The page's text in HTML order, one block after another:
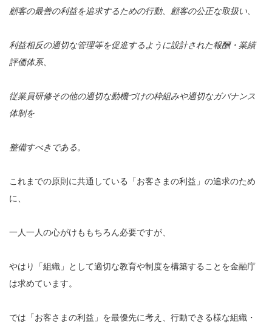
顧客の最善の利益を追求するための行動、顧客の公正な取扱い、
利益相反の適切な管理等を促進するように設計された報酬・業績
評価体系、
従業員研修その他の適切な動機づけの枠組みや適切なガバナンス
体制を
整備すべきである。
これまでの原則に共通している「お客さまの利益」の追求のため
に、
一人一人の心がけももちろん必要ですが、
やはり「組織」として適切な教育や制度を構築することを金融庁
は求めています。
では「お客さまの利益」を最優先に考え、行動できる様な組織・